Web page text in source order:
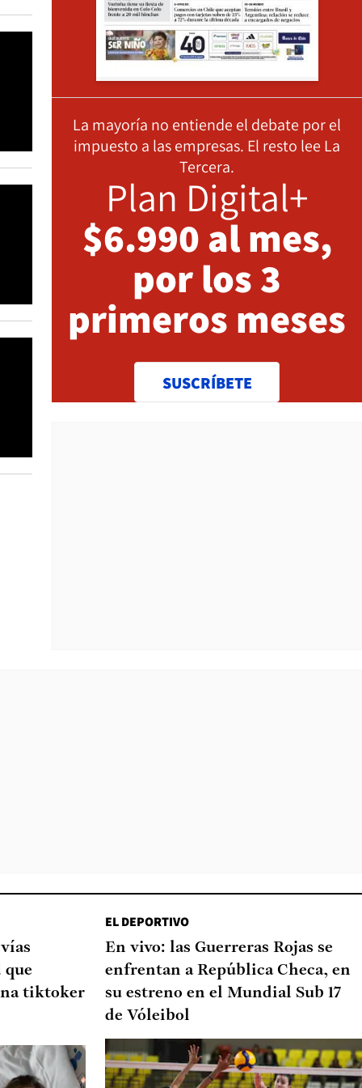
La mayoría no entiende el debate por el
impuesto a las empresas. El resto lee La
Tercera.
Plan Digital+
$6.990 al mes,
por los 3
primeros meses
SUSCRÍBETE
que
tiktoker
EL DEPORTIVO
En vivo: las Guerreras Rojas se
enfrentan a República Checa, en
su estreno en el Mundial Sub 17
de Vóleibol